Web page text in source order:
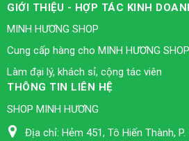
GIỚI THIỆU - HỢP TÁC KINH
MINH HƯƠNG SHOP
Cung cấp hàng cho MINH HƯƠNG SHOP
Làm đại lý, khách sỉ, cộng tác viên
THÔNG TIN LIÊN HỆ
SHOP MINH HƯƠNG
Địa chỉ: Hẻm 451, Tô Hiến Thành, P.